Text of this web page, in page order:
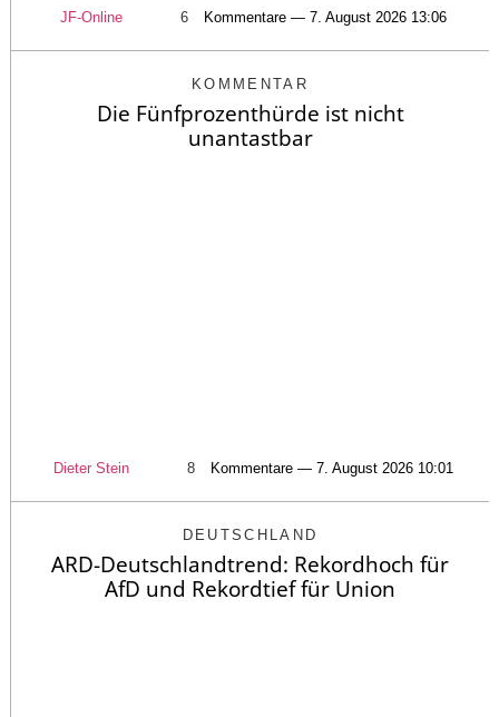
JF-Online 6 Kommentare — 7. August 2026 13:06
KOMMENTAR
Die Fünfprozenthürde ist nicht
unantastbar
Dieter Stein 8 Kommentare — 7. August 2026 10:01
DEUTSCHLAND
ARD-Deutschlandtrend: Rekordhoch für
AfD und Rekordtief für Union